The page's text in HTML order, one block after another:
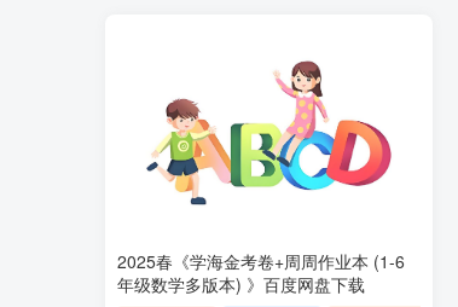
2025春《学海金考卷+周周作业本 (1-6
年级数学多版本) 》百度网盘下载